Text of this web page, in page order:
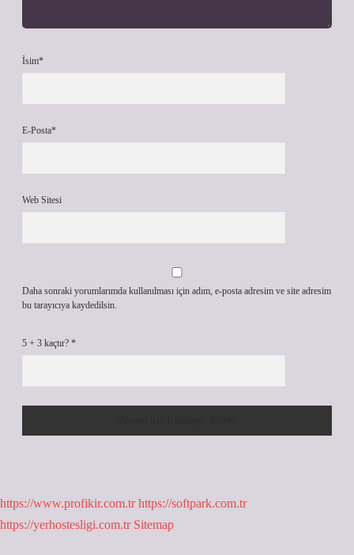
İsim*
E-Posta*
Web Sitesi
Daha sonraki yorumlarımda kullanılması için adım, e-posta adresim ve site adresim
bu tarayıcıya kaydedilsin.
5 + 3 kaçtır? *
https://www.profikir.com.tr https://softpark.com.tr
https://yerhostesligi.com.tr Sitemap